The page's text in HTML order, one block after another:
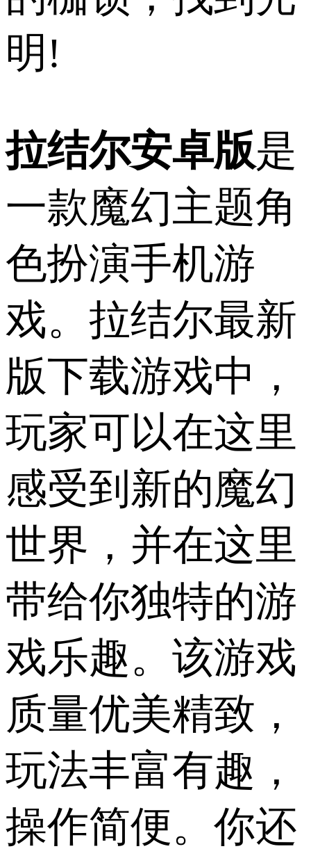
明!
拉结尔安卓版是
一款魔幻主题角
色扮演手机游
戏。拉结尔最新
版下载游戏中，
玩家可以在这里
感受到新的魔幻
世界，并在这里
带给你独特的游
戏乐趣。该游戏
质量优美精致，
玩法丰富有趣，
操作简便。你还